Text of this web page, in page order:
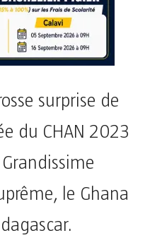
surprise de
du CHAN 2023
le Ghana